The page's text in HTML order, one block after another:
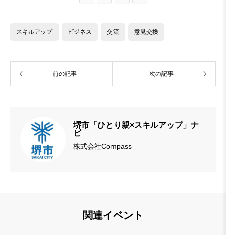
スキルアップ ビジネス 交流 意見交換
前の記事 次の記事
堺市「ひとり親×スキルアップ」ナ
ビ
株式会社Compass
関連イベント